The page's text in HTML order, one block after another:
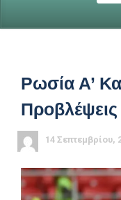
Ρωσία Α’
Προβλέψεις
14 Σεπτεμβρίου,